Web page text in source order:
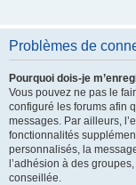
Problèmes de
Pourquoi dois-je
Vous pouvez ne pas le
configuré les forums afin
messages. Par ailleurs,
fonctionnalités
personnalisés, la
l’adhésion à des
conseillée.